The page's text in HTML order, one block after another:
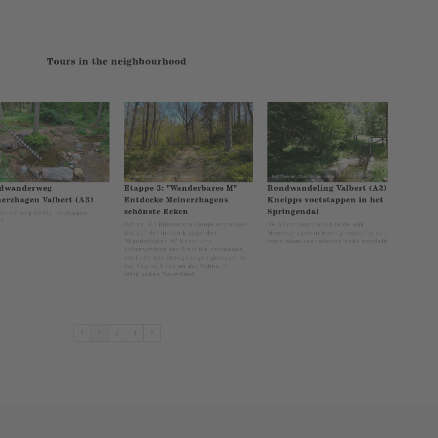
Tours in the neighbourhood
Valbert (A3)
A3 Meinerzhagen
Etappe 3: "Wanderbares M"
Entdecke Meinerzhagens
schönste Ecken
Auf ca. 5,1 Kilometern Länge entdecken
Sie auf der dritten Etappe des
"Wanderbaren M" Natur- und
Kulturschätze der Stadt Meinerzhagen,
am Fuße des Ebbegebirges gelegen, in
der Region Oben an der Volme im
Märkischen Sauerland.
Rondwandeling Valbert (A2) -
Kneipps voetstappen in het
Springendal
De A2 rondwandeling in de wijk
Meinerzhagen in Hösinghausen is een
korte maar zeer afwisselende wandeling.
1 2 3